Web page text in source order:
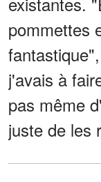
pommettes
j'avais à
pas même
juste de les